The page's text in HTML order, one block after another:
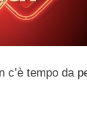
tempo da